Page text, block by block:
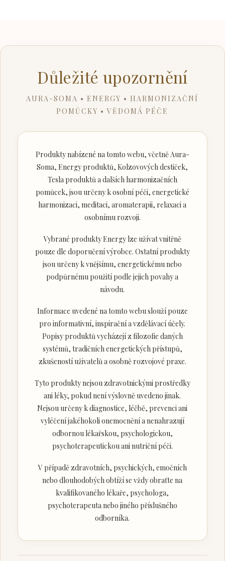
Důležité upozornění
AURA-SOMA • ENERGY • HARMONIZAČNÍ
POMŮCKY • VĚDOMÁ PÉČE
Produkty nabízené na tomto webu, včetně Aura-
Soma, Energy produktů, Kolzovových destiček,
Tesla produktů a dalších harmonizačních
pomůcek, jsou určeny k osobní péči, energetické
harmonizaci, meditaci, aromaterapii, relaxaci a
osobnímu rozvoji.
Vybrané produkty Energy lze užívat vnitřně
pouze dle doporučení výrobce. Ostatní produkty
jsou určeny k vnějšímu, energetickému nebo
podpůrnému použití podle jejich povahy a
návodu.
Informace uvedené na tomto webu slouží pouze
pro informativní, inspirační a vzdělávací účely.
Popisy produktů vycházejí z filozofie daných
systémů, tradičních energetických přístupů,
zkušeností uživatelů a osobně rozvojové praxe.
Tyto produkty nejsou zdravotnickými prostředky
ani léky, pokud není výslovně uvedeno jinak.
Nejsou určeny k diagnostice, léčbě, prevenci ani
vyléčení jakéhokoli onemocnění a nenahrazují
odbornou lékařskou, psychologickou,
psychoterapeutickou ani nutriční péči.
V případě zdravotních, psychických, emočních
nebo dlouhodobých obtíží se vždy obraťte na
kvalifikovaného lékaře, psychologa,
psychoterapeuta nebo jiného příslušného
odborníka.